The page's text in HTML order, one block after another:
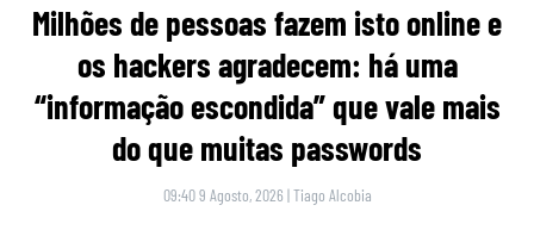
Milhões de pessoas fazem isto online e
os hackers agradecem: há uma
“informação escondida” que vale mais
do que muitas passwords
09:40 9 Agosto, 2026 |Tiago Alcobia